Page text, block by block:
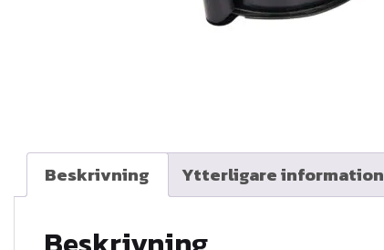
Beskrivning Ytterligare information